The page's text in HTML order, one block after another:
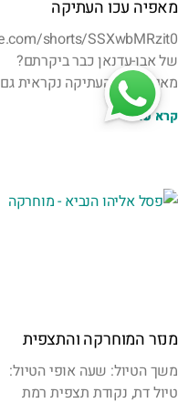
מאפיה עכו העתיקה
של אבו-עדנאן כבר ביקרתם?
מאפיה עכו העתיקה נקראית גם
קרא עוד »
מנזר המוחרקה והתצפית
משך הטיול: שעה אופי הטיול:
טיול דת, נקודת תצפית רמת